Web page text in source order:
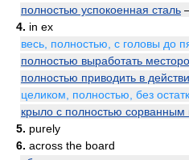
полностью успокоенная сталь
4. in ex
весь, полностью, с головы до
полностью выработать
полностью приводить в
целиком, полностью, без
крыло с полностью сорванным
5. purely
6. across the board